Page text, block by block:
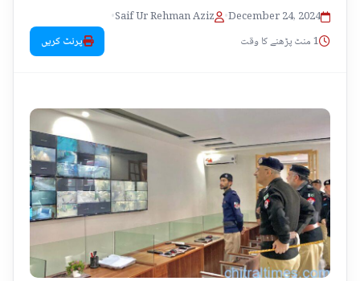
December 24, 2024
•
Saif Ur Rehman Aziz
•
1 منٹ پڑھنے کا وقت
پرنٹ کریں